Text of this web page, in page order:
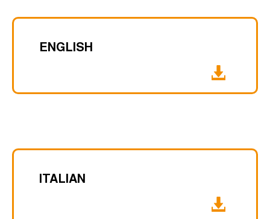
ENGLISH
ITALIAN